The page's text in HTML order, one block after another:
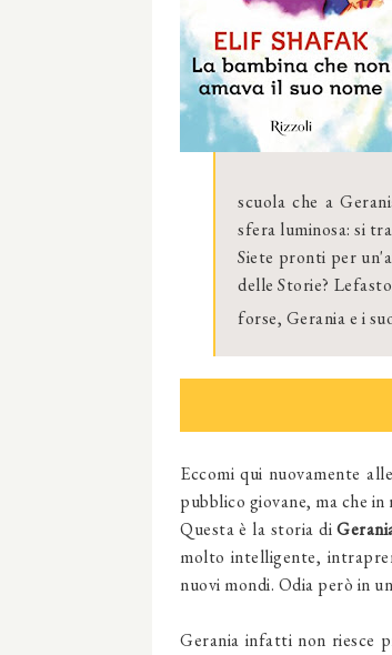
scuola che a
sfera luminosa: si
Siete pronti per
delle Storie?
forse, Gerania e i
Eccomi qui nuovamente
pubblico giovane, ma che
Questa è la storia di
molto intelligente,
nuovi mondi. Odia però in
Gerania infatti non riesce